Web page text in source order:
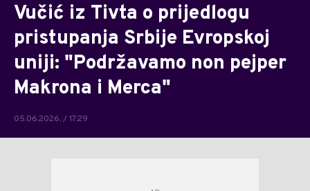
Vučić iz Tivta o prijedlogu
pristupanja Srbije Evropskoj
uniji: "Podržavamo non pejper
Makrona i Merca"
05.06.2026. / 17:29